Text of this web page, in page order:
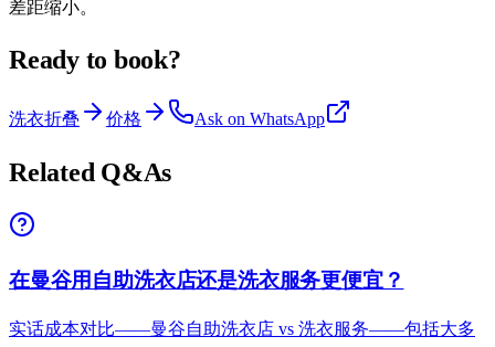
差距缩小。
Ready to book?
洗衣折叠 价格 Ask on WhatsApp
Related Q&As
在曼谷用自助洗衣店还是洗衣服务更便宜？
实话成本对比——曼谷自助洗衣店 vs 洗衣服务——包括大多